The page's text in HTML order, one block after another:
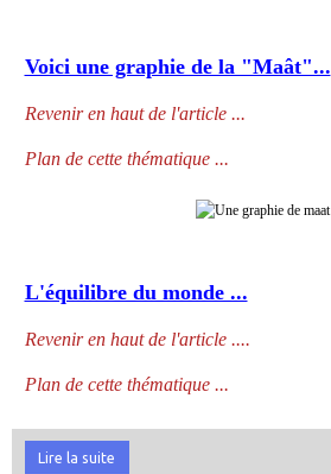
Voici une graphie de la "Maât"...
Revenir en haut de l'article ...
Plan de cette thématique ...
L'équilibre du monde ...
Revenir en haut de l'article ....
Plan de cette thématique ...
Lire la suite